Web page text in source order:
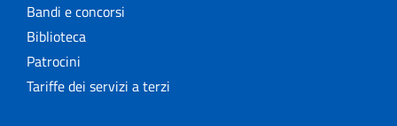
Bandi e concorsi
Biblioteca
Patrocini
Tariffe dei servizi a terzi